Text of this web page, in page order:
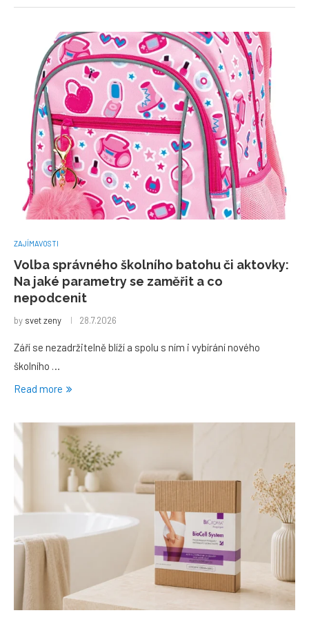
ZAJÍMAVOSTI
Volba správného školního batohu či aktovky:
Na jaké parametry se zaměřit a co
nepodcenit
by svet zeny 28.7.2026
Září se nezadržitelně blíží a spolu s ním i vybírání nového
školního …
Read more